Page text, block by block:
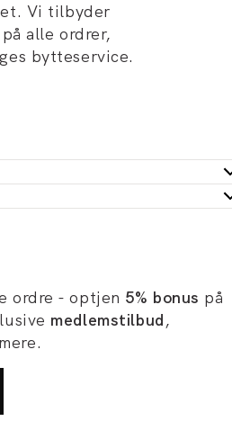
Vi tilbyder
alle ordrer,
bytteservice.
ordre - optjen 5% bonus på
medlemstilbud,